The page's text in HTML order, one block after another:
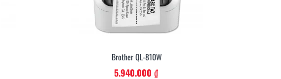
Thêm Vào Giỏ
Brother QL-810W - CH
5.940.000 ₫